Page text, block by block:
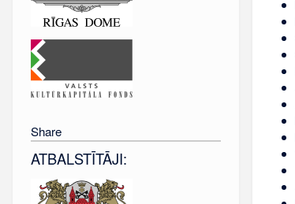
Share
ATBALSTĪTĀJI: